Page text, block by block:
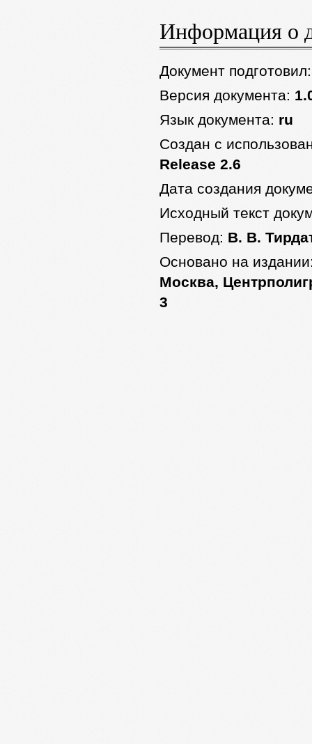
Информация о
Документ
Версия документа:
Язык документа: ru
Создан с
Release 2.6
Дата создания
Исходный текст
Перевод: В. В.
Основано на
Москва,
3